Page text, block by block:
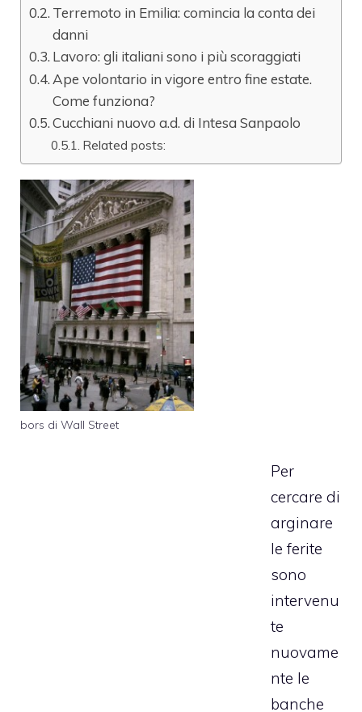
Terremoto in Emilia: comincia la conta dei
danni
Lavoro: gli italiani sono i più scoraggiati
Ape volontario in vigore entro fine estate.
Come funziona?
Cucchiani nuovo a.d. di Intesa Sanpaolo
Related posts:
bors di Wall Street
Per
cercare di
arginare
le ferite
sono
intervenu
te
nuovame
nte le
banche